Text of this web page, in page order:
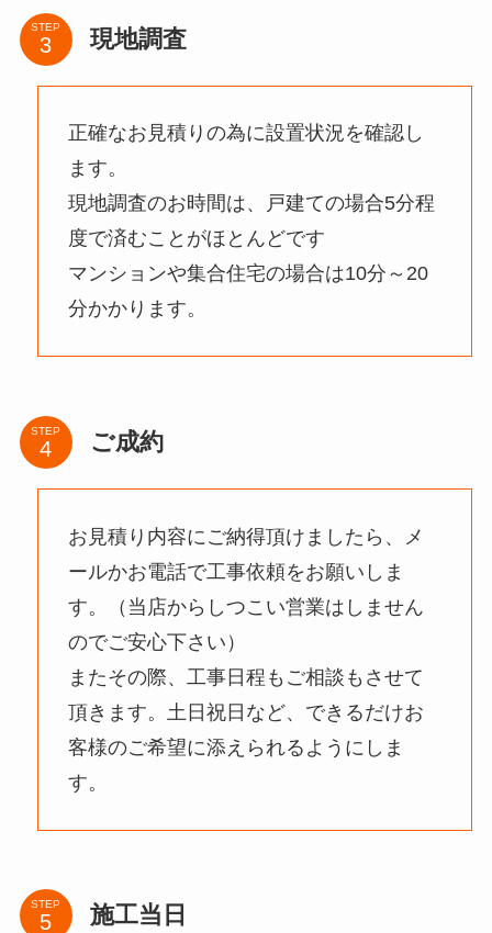
STEP 現地調査
正確なお見積りの為に設置状況を確認し
ます。
現地調査のお時間は、戸建ての場合5分程
度で済むことがほとんどです
マンションや集合住宅の場合は10分～20
分かかります。
STEP ご成約
お見積り内容にご納得頂けましたら、メ
ールかお電話で工事依頼をお願いしま
す。（当店からしつこい営業はしません
のでご安心下さい）
またその際、工事日程もご相談もさせて
頂きます。土日祝日など、できるだけお
客様のご希望に添えられるようにしま
す。
STEP 施工当日